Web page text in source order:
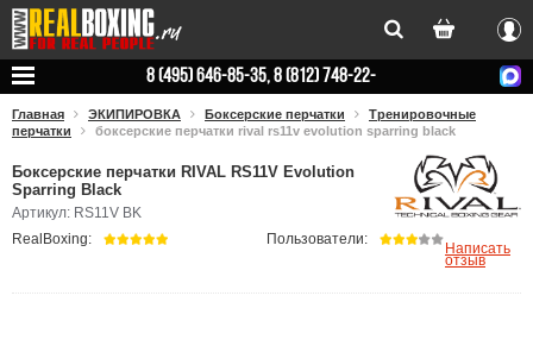
Вход
8 (495) 646-85-35, 8 (812) 748-22-
Главная ЭКИПИРОВКА Боксерские перчатки
Тренировочные
перчатки
боксерские перчатки rival rs11v evolution sparring black
Боксерские перчатки RIVAL RS11V Evolution
Sparring Black
Артикул: RS11V BK
RealBoxing: Пользователи:
Написать
отзыв